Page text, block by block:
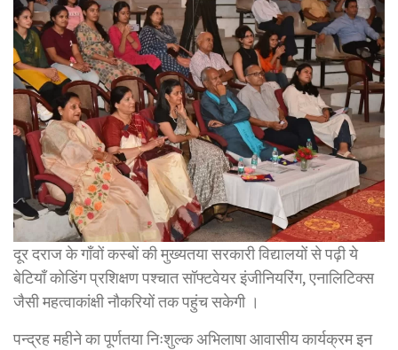
दूर दराज के गाँवों कस्बों की मुख्यतया सरकारी विद्यालयों से पढ़ी ये
बेटियाँ कोडिंग प्रशिक्षण पश्चात सॉफ्टवेयर इंजीनियरिंग, एनालिटिक्स
जैसी महत्वाकांक्षी नौकरियों तक पहुंच सकेगी ।
पन्द्रह महीने का पूर्णतया निःशुल्क अभिलाषा आवासीय कार्यक्रम इन